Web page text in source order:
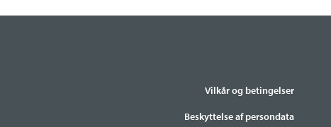
Vilkår og betingelser
Beskyttelse af persondata